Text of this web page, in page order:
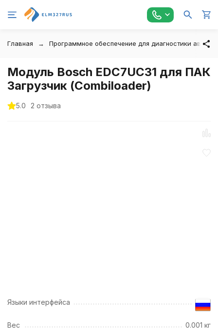
Главная Программное обеспечение для диагностики
Модуль Bosch EDC7UC31 для ПАК
Загрузчик (Combiloader)
5.0 2 отзыва
Языки интерфейса
Вес
0.001 кг